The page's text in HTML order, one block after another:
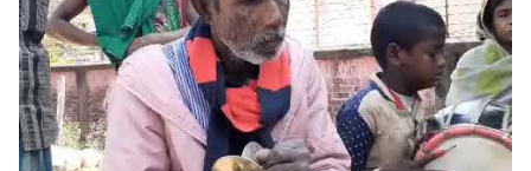
আড়াল করে কিনব্রিজ ‘আই লাভ সিলেট’ সাইনেজ...